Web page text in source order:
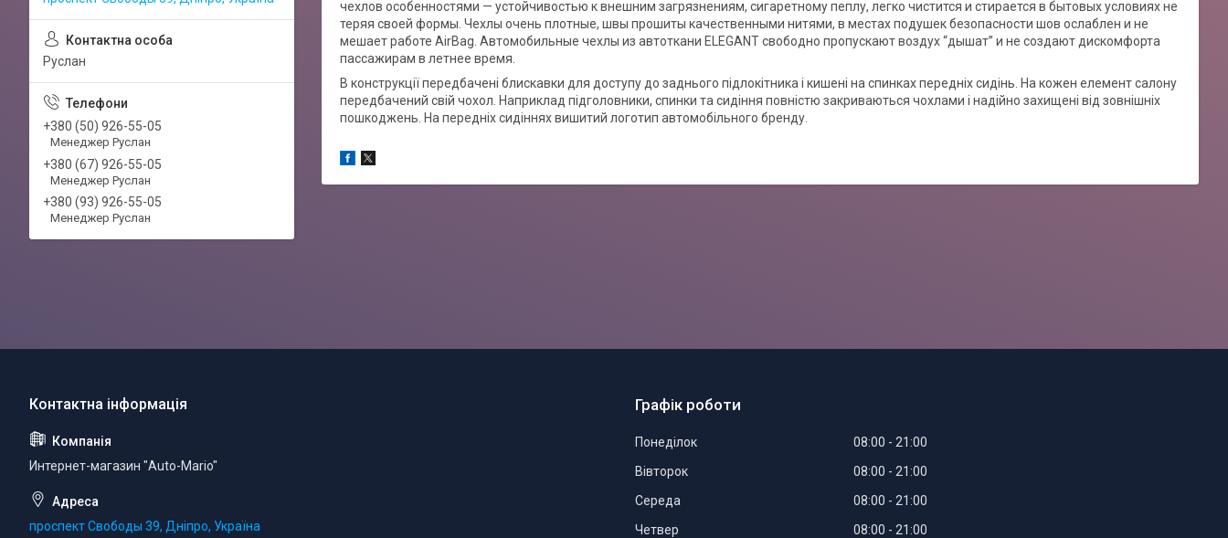
чехлов особенностями — устойчивостью к внешним загрязнениям, сигаретному пеплу, легко чистится и стирается в бытовых условиях не
теряя своей формы. Чехлы очень плотные, швы прошиты качественными нитями, в местах подушек безопасности шов ослаблен и не
мешает работе AirBag. Автомобильные чехлы из автоткани ELEGANT свободно пропускают воздух “дышат” и не создают дискомфорта
пассажирам в летнее время.
В конструкції передбачені блискавки для доступу до заднього підлокітника і кишені на спинках передніх сидінь. На кожен елемент салону
передбачений свій чохол. Наприклад підголовники, спинки та сидіння повністю закриваються чохлами і надійно захищені від зовнішніх
пошкоджень. На передніх сидіннях вишитий логотип автомобільного бренду.
Руслан
+380 (50) 926-55-05
Менеджер Руслан
+380 (67) 926-55-05
Менеджер Руслан
+380 (93) 926-55-05
Менеджер Руслан
Интернет-магазин "Auto-Mario"
проспект Свободы 39, Дніпро, Україна
Графік роботи
Понеділок 08:00
21:00
Вівторок
08:00
21:00
Середа
08:00
21:00
Четвер
08:00
21:00